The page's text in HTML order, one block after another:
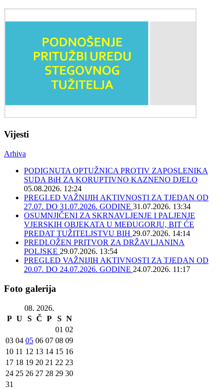
Vijesti
Arhiva
PODIGNUTA OPTUŽNICA PROTIV ZAPOSLENIKA
SUDA BiH ZA KORUPTIVNO KAZNENO DJELO
05.08.2026. 12:24
PREGLED VAŽNIJIH AKTIVNOSTI ZA TJEDAN OD
27.07. DO 31.07.2026. GODINE 31.07.2026. 13:34
OSUMNJIČENI ZA SKRNAVLJENJE I PALJENJE
VJERSKIH OBJEKATA U MEĐUGORJU, BIT ĆE
PREDAT TUŽITELJSTVU BIH 29.07.2026. 14:14
PREDLOŽEN PRITVOR ZA DRŽAVLJANINA
POLJSKE 29.07.2026. 13:54
PREGLED VAŽNIJIH AKTIVNOSTI ZA TJEDAN OD
20.07. DO 24.07.2026. GODINE 24.07.2026. 11:17
Foto galerija
08. 2026.
P U S Č P S N
01 02
03 04 05 06 07 08 09
10 11 12 13 14 15 16
17 18 19 20 21 22 23
24 25 26 27 28 29 30
31